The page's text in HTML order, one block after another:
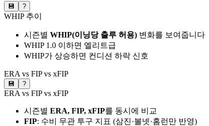
💾 ?
WHIP 추이
시즌별 WHIP(이닝당 출루 허용) 변화를 보여줍니다
WHIP 1.0 이하면 엘리트급
WHIP가 상승하면 컨디션 하락 신호
ERA vs FIP vs xFIP
💾 ?
ERA vs FIP vs xFIP
시즌별 ERA, FIP, xFIP를 동시에 비교
FIP: 수비 무관 투구 지표 (삼진·볼넷·홈런만 반영)